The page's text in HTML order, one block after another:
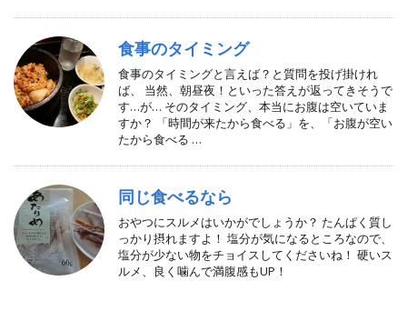
食事のタイミング
食事のタイミングと言えば？と質問を投げ掛けれ
ば、 当然、朝昼夜！といった答えが返ってきそうで
す…が… そのタイミング、本当にお腹は空いていま
すか？ 「時間が来たから食べる」を、「お腹が空い
たから食べる …
同じ食べるなら
おやつにスルメはいかがでしょうか？ たんぱく質し
っかり摂れますよ！ 塩分が気になるところなので、
塩分が少ない物をチョイスしてくださいね！ 硬いス
ルメ、良く噛んで満腹感もUP！